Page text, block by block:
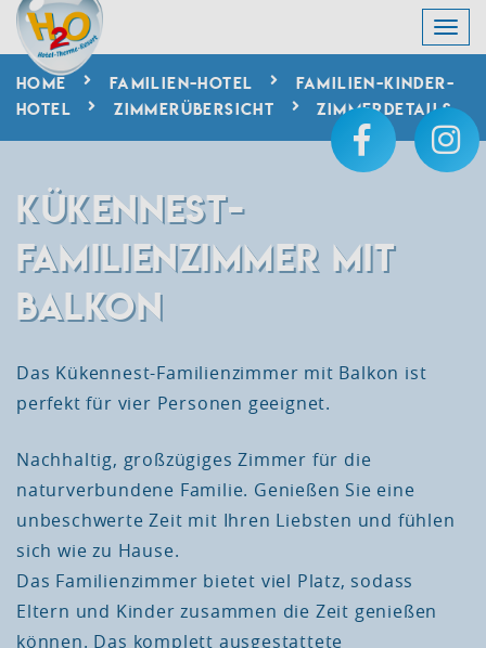
HOME FAMILIEN-HOTEL
FAMILIEN-KINDER-
HOTEL
ZIMMERÜBERSICHT ZIMMERDETAILS
KÜKENNEST-
FAMILIENZIMMER MIT
BALKON
Das Kükennest-Familienzimmer mit Balkon ist
perfekt für vier Personen geeignet.
Nachhaltig, großzügiges Zimmer für die
naturverbundene Familie. Genießen Sie eine
unbeschwerte Zeit mit Ihren Liebsten und fühlen
sich wie zu Hause.
Das Familienzimmer bietet viel Platz, sodass
Eltern und Kinder zusammen die Zeit genießen
können. Das komplett ausgestattete